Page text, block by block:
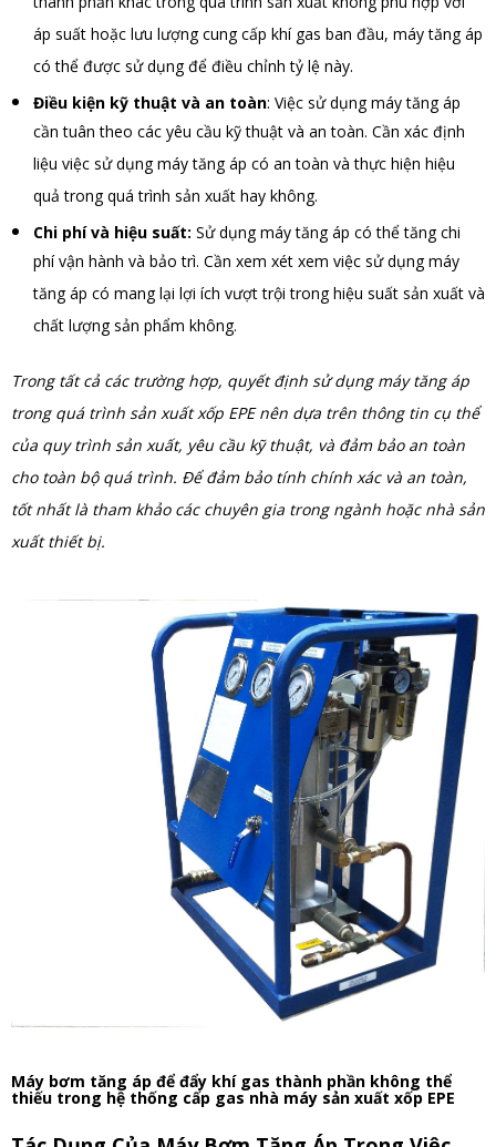
áp suất hoặc lưu lượng cung cấp khí gas ban đầu, máy tăng áp
có thể được sử dụng để điều chỉnh tỷ lệ này.
Điều kiện kỹ thuật và an toàn: Việc sử dụng máy tăng áp
cần tuân theo các yêu cầu kỹ thuật và an toàn. Cần xác định
liệu việc sử dụng máy tăng áp có an toàn và thực hiện hiệu
quả trong quá trình sản xuất hay không.
Chi phí và hiệu suất: Sử dụng máy tăng áp có thể tăng chi
phí vận hành và bảo trì. Cần xem xét xem việc sử dụng máy
tăng áp có mang lại lợi ích vượt trội trong hiệu suất sản xuất và
chất lượng sản phẩm không.
Trong tất cả các trường hợp, quyết định sử dụng máy tăng áp
trong quá trình sản xuất xốp EPE nên dựa trên thông tin cụ thể
của quy trình sản xuất, yêu cầu kỹ thuật, và đảm bảo an toàn
cho toàn bộ quá trình. Để đảm bảo tính chính xác và an toàn,
tốt nhất là tham khảo các chuyên gia trong ngành hoặc nhà sản
xuất thiết bị.
Máy bơm tăng áp để đẩy khí gas thành phần không thể
thiếu trong hệ thống cấp gas nhà máy sản xuất xốp EPE